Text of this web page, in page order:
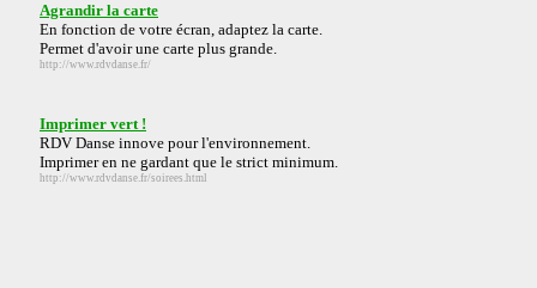
Agrandir la carte
En fonction de votre écran, adaptez la carte.
Permet d'avoir une carte plus grande.
http://www.rdvdanse.fr/
Imprimer vert !
RDV Danse innove pour l'environnement.
Imprimer en ne gardant que le strict minimum.
http://www.rdvdanse.fr/soirees.html